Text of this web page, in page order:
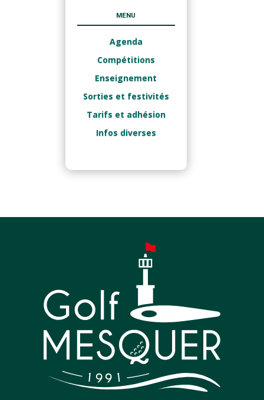
MENU
Agenda
Compétitions
Enseignement
Sorties et festivités
Tarifs et adhésion
Infos diverses